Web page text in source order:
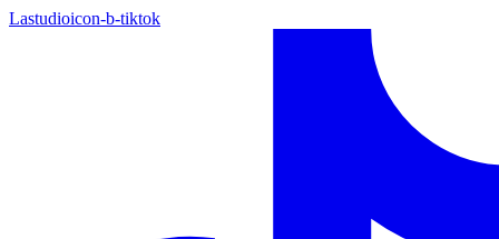
Lastudioicon-b-tiktok